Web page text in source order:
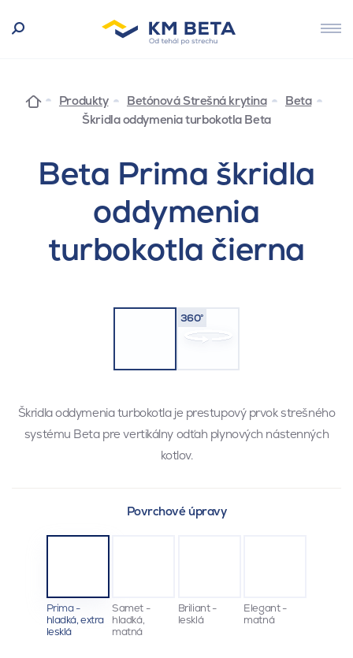
Produkty Betónová Strešná krytina
Beta
Škridla oddymenia turbokotla Beta
Beta Prima škridla
oddymenia
turbokotla čierna
360°
Škridla oddymenia turbokotla je prestupový prvok strešného
systému Beta pre vertikálny odťah plynových nástenných
kotlov.
Povrchové úpravy
Prima -
hladká, extra
lesklá
Samet -
hladká,
matná
Briliant -
lesklá
Elegant -
matná